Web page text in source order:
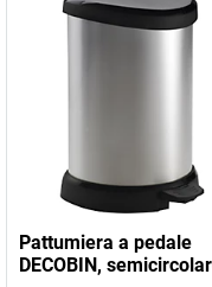
Pattumiera a pedale
DECOBIN,